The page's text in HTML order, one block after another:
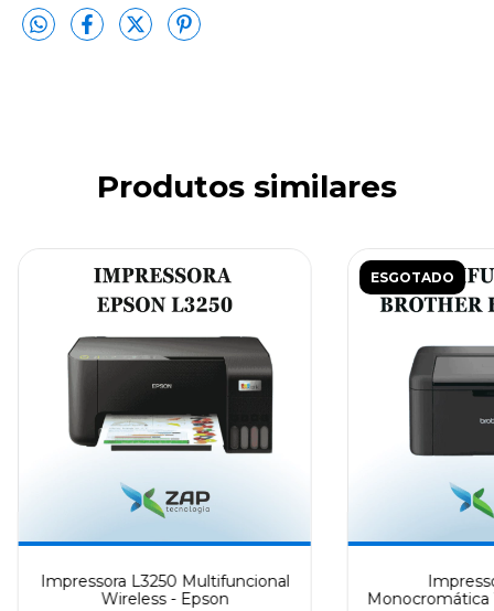
Produtos similares
Impressora L3250 Multifuncional
Wireless - Epson
ESGOTADO
Monocromática